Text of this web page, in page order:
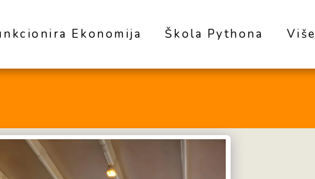
Ekonomija Škola Pythona Više